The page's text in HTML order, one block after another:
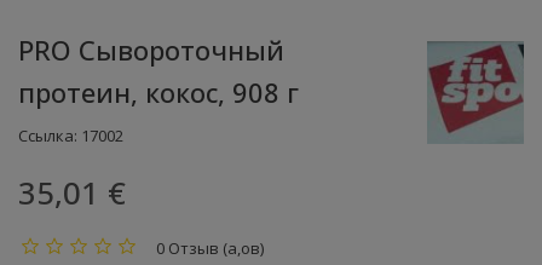
PRO Сывороточный
протеин, кокос, 908 г
Ссылка: 17002
35,01 €
0 Отзыв (а,ов)